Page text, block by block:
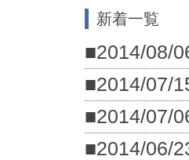
新着一覧
■2014/08/
■2014/07/
■2014/07/
■2014/06/